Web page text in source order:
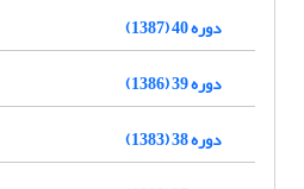
دوره 40 (1387)
دوره 39 (1386)
دوره 38 (1383)